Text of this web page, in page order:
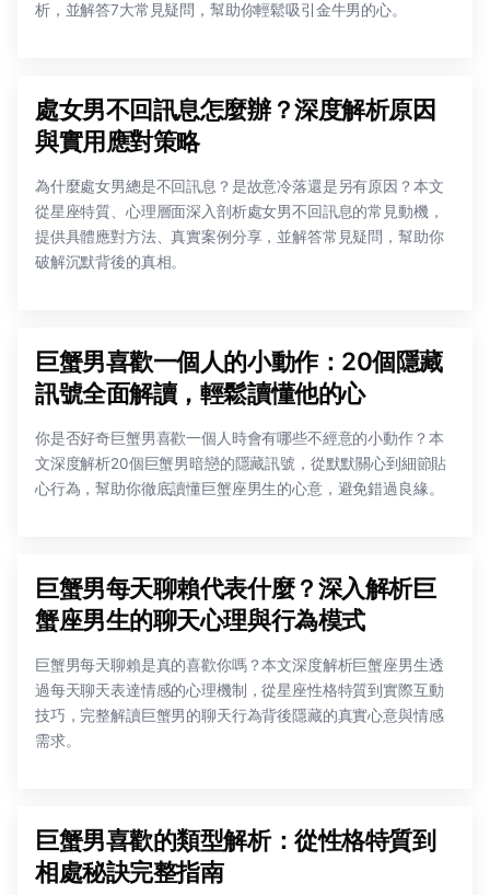
析，並解答7大常見疑問，幫助你輕鬆吸引金牛男的心。
處女男不回訊息怎麼辦？深度解析原因
與實用應對策略
為什麼處女男總是不回訊息？是故意冷落還是另有原因？本文
從星座特質、心理層面深入剖析處女男不回訊息的常見動機，
提供具體應對方法、真實案例分享，並解答常見疑問，幫助你
破解沉默背後的真相。
巨蟹男喜歡一個人的小動作：20個隱藏
訊號全面解讀，輕鬆讀懂他的心
你是否好奇巨蟹男喜歡一個人時會有哪些不經意的小動作？本
文深度解析20個巨蟹男暗戀的隱藏訊號，從默默關心到細節貼
心行為，幫助你徹底讀懂巨蟹座男生的心意，避免錯過良緣。
巨蟹男每天聊賴代表什麼？深入解析巨
蟹座男生的聊天心理與行為模式
巨蟹男每天聊賴是真的喜歡你嗎？本文深度解析巨蟹座男生透
過每天聊天表達情感的心理機制，從星座性格特質到實際互動
技巧，完整解讀巨蟹男的聊天行為背後隱藏的真實心意與情感
需求。
巨蟹男喜歡的類型解析：從性格特質到
相處秘訣完整指南